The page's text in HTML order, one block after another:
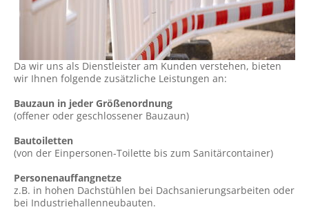
Da wir uns als Dienstleister am Kunden verstehen, bieten
wir Ihnen folgende zusätzliche Leistungen an:
Bauzaun in jeder Größenordnung
(offener oder geschlossener Bauzaun)
Bautoiletten
(von der Einpersonen-Toilette bis zum Sanitärcontainer)
Personenauffangnetze
z.B. in hohen Dachstühlen bei Dachsanierungsarbeiten oder
bei Industriehallenneubauten.